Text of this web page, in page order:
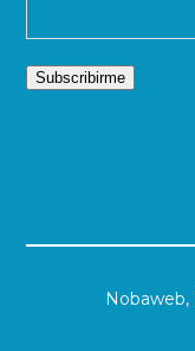
Subscribirme
Nobaweb,